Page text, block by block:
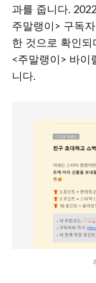
과를 줍니다.
주말랭이> 구독
한 것으로 확인되
<주말랭이> 바이
니다.